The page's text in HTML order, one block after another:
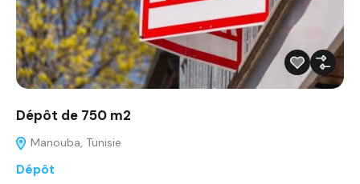
Dépôt de 750 m2
Manouba, Tunisie
Dépôt